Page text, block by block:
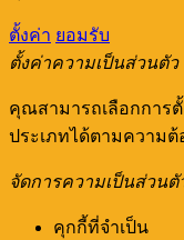
ตั้งค่า ยอมรับ
ตั้งค่าความเป็นส่วนตัว
คุณสามารถเลือกการ
ประเภทได้ตามความต้
จัดการความเป็นส่วนตั
คุกกี้ที่จำเป็น